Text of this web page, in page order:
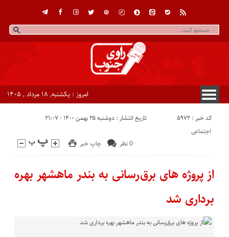
امروز : یکشنبه, ۱۸ مرداد , ۱۴۰۵
کد خبر : 5972 تاریخ انتشار : دوشنبه ۲۵ بهمن ۱۴۰۰ - ۲۱:۰۷
چاپ خبر 0 نظر
اجتماعی
از پروژه های برق‌رسانی به بندر ماهشهر بهره
برداری شد